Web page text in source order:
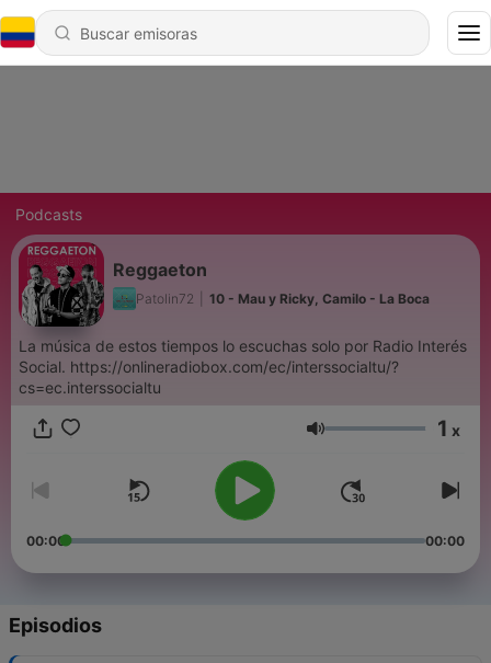
Podcasts
Reggaeton
Patolin72 10 - Mau y Ricky, Camilo - La Boca
La música de estos tiempos lo escuchas solo por Radio Interés
Social. https://onlineradiobox.com/ec/interssocialtu/?
cs=ec.interssocialtu
Volumen 1 x
00:00 00:00
Episodios